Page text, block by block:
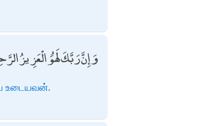
وَإِنَّ رَبَّكَ لَهُوَ الْعَزِيزُ
உடையவன்.